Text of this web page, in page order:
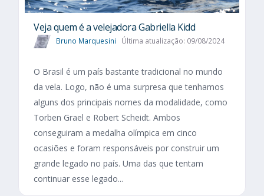
Veja quem é a velejadora Gabriella Kidd
Bruno Marquesini Última atualização: 09/08/2024
O Brasil é um país bastante tradicional no mundo
da vela. Logo, não é uma surpresa que tenhamos
alguns dos principais nomes da modalidade, como
Torben Grael e Robert Scheidt. Ambos
conseguiram a medalha olímpica em cinco
ocasiões e foram responsáveis por construir um
grande legado no país. Uma das que tentam
continuar esse legado...